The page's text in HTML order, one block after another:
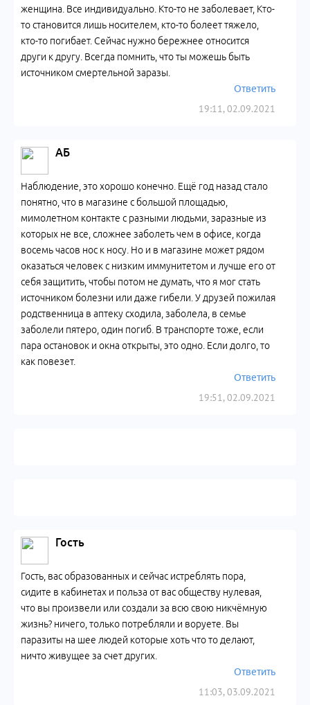
19:11, 02.09.2021
женщина. Все индивидуально. Кто-то не заболевает, Кто-
то становится лишь носителем, кто-то болеет тяжело,
кто-то погибает. Сейчас нужно бережнее относится
други к другу. Всегда помнить, что ты можешь быть
источником смертельной заразы.
Ответить
АБ
19:51, 02.09.2021
Наблюдение, это хорошо конечно. Ещё год назад стало
понятно, что в магазине с большой площадью,
мимолетном контакте с разными людьми, заразные из
которых не все, сложнее заболеть чем в офисе, когда
восемь часов нос к носу. Но и в магазине может рядом
оказаться человек с низким иммунитетом и лучше его от
себя защитить, чтобы потом не думать, что я мог стать
источником болезни или даже гибели. У друзей пожилая
родственница в аптеку сходила, заболела, в семье
заболели пятеро, один погиб. В транспорте тоже, если
пара остановок и окна открыты, это одно. Если долго, то
как повезет.
Ответить
Гость
11:03, 03.09.2021
Гость, вас образованных и сейчас истреблять пора,
сидите в кабинетах и польза от вас обществу нулевая,
что вы произвели или создали за всю свою никчёмную
жизнь? ничего, только потребляли и воруете. Вы
паразиты на шее людей которые хоть что то делают,
ничто живущее за счет других.
Ответить